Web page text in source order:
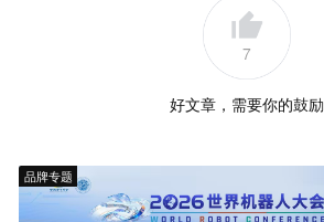
7
好文章，需要你的鼓励
品牌专题